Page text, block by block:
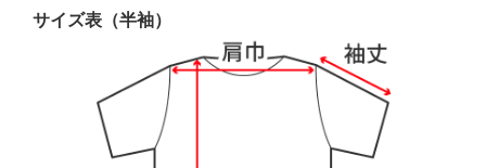
サイズ表（半袖）